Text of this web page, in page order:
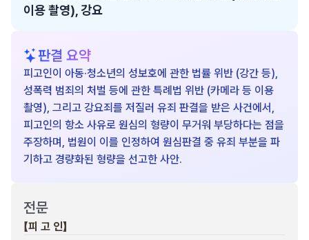
이용 촬영), 강요
판결 요약
피고인이 아동·청소년의 성보호에 관한 법률 위반 (강간 등),
성폭력 범죄의 처벌 등에 관한 특례법 위반 (카메라 등 이용
촬영), 그리고 강요죄를 저질러 유죄 판결을 받은 사건에서,
피고인의 항소 사유로 원심의 형량이 무거워 부당하다는 점을
주장하며, 법원이 이를 인정하여 원심판결 중 유죄 부분을 파
기하고 경량화된 형량을 선고한 사안.
전문
【피 고 인】